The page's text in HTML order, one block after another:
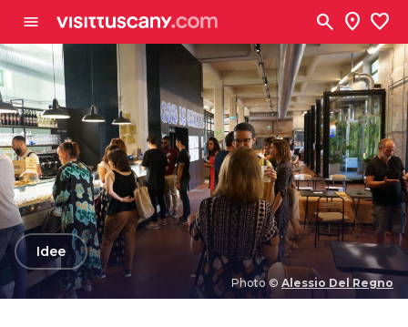
menu search location_on favorite
Photo © Alessio Del Regno
arrow_backIdee